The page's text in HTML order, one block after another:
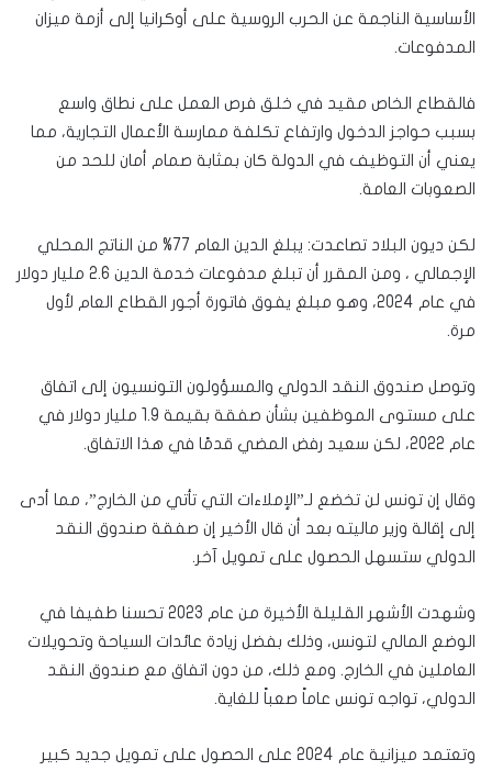
الأساسية الناجمة عن الحرب الروسية على أوكرانيا إلى أزمة ميزان
المدفوعات.
فالقطاع الخاص مقيد في خلق فرص العمل على نطاق واسع
بسبب حواجز الدخول وارتفاع تكلفة ممارسة الأعمال التجارية، مما
يعني أن التوظيف في الدولة كان بمثابة صمام أمان للحد من
الصعوبات العامة.
لكن ديون البلاد تصاعدت: يبلغ الدين العام 77% من الناتج المحلي
الإجمالي ، ومن المقرر أن تبلغ مدفوعات خدمة الدين 2.6 مليار دولار
في عام 2024، وهو مبلغ يفوق فاتورة أجور القطاع العام لأول
مرة.
وتوصل صندوق النقد الدولي والمسؤولون التونسيون إلى اتفاق
على مستوى الموظفين بشأن صفقة بقيمة 1.9 مليار دولار في
عام 2022، لكن سعيد رفض المضي قدمًا في هذا الاتفاق.
وقال إن تونس لن تخضع لـ”الإملاءات التي تأتي من الخارج”، مما أدى
إلى إقالة وزير ماليته بعد أن قال الأخير إن صفقة صندوق النقد
الدولي ستسهل الحصول على تمويل آخر.
وشهدت الأشهر القليلة الأخيرة من عام 2023 تحسنا طفيفا في
الوضع المالي لتونس، وذلك بفضل زيادة عائدات السياحة وتحويلات
العاملين في الخارج. ومع ذلك، من دون اتفاق مع صندوق النقد
الدولي، تواجه تونس عاماً صعباً للغاية.
وتعتمد ميزانية عام 2024 على الحصول على تمويل جديد كبير